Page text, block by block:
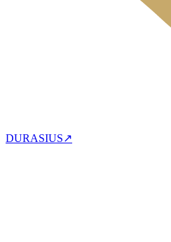
DURASIUS↗